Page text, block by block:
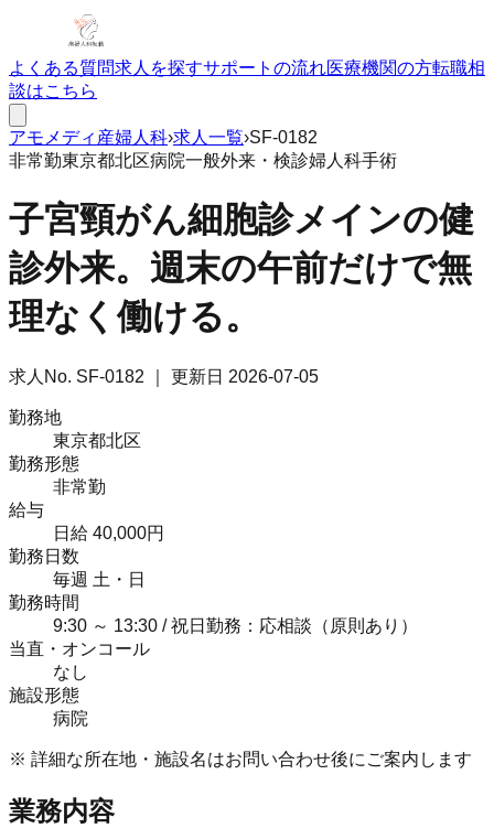
よくある質問求人を探すサポートの流れ医療機関の方転職相
談はこちら
アモメディ 産婦人科›求人一覧›SF-0182
非常勤東京都北区病院一般外来・検診婦人科手術
子宮頸がん細胞診メインの健
診外来。週末の午前だけで無
理なく働ける。
求人No. SF-0182 ｜ 更新日 2026-07-05
勤務地
東京都北区
勤務形態
非常勤
給与
日給 40,000円
勤務日数
毎週 土・日
勤務時間
9:30 ～ 13:30 / 祝日勤務：応相談（原則あり）
当直・オンコール
なし
施設形態
病院
※ 詳細な所在地・施設名はお問い合わせ後にご案内します
業務内容